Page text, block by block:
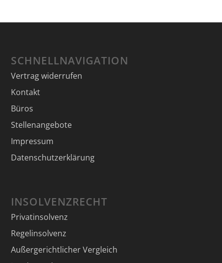
SCHNELLNAVIGATION
Vertrag widerrufen
Kontakt
Büros
Stellenangebote
Impressum
Datenschutzerklärung
INSOLVENZRECHT
Privatinsolvenz
Regelinsolvenz
Außergerichtlicher Vergleich